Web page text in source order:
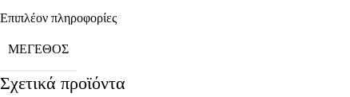
Επιπλέον πληροφορίες
ΜΈΓΕΘΟΣ
Σχετικά προϊόντα